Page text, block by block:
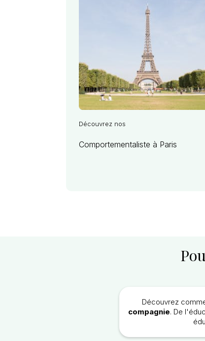
Découvrez nos
Comportementaliste à Paris
Découvrez
compagnie. De